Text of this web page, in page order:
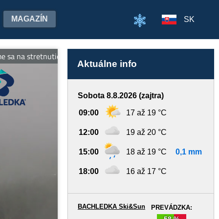
MAGAZÍN SK
Viac informácií na www.bachledka.sk
Aktuálne info
Sobota 8.8.2026 (zajtra)
09:00 17 až 19 °C
12:00 19 až 20 °C
15:00 18 až 19 °C 0,1 mm
18:00 16 až 17 °C
PREVÁDZKA:
BACHLEDKA Ski&Sun